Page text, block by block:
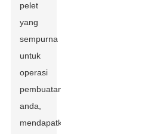
pelet
yang
sempurna
untuk
operasi
pembuatan
anda,
mendapatkan